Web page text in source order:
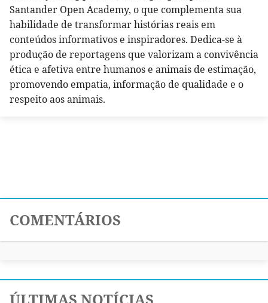
Santander Open Academy, o que complementa sua
habilidade de transformar histórias reais em
conteúdos informativos e inspiradores. Dedica-se à
produção de reportagens que valorizam a convivência
ética e afetiva entre humanos e animais de estimação,
promovendo empatia, informação de qualidade e o
respeito aos animais.
COMENTÁRIOS